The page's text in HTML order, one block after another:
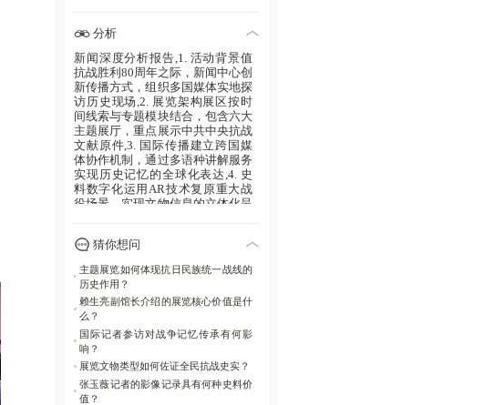
分析
新闻深度分析报告,1. 活动背景值
抗战胜利80周年之际，新闻中心创
新传播方式，组织多国媒体实地探
访历史现场,2. 展览架构展区按时
间线索与专题模块结合，包含六大
主题展厅，重点展示中共中央抗战
文献原件,3. 国际传播建立跨国媒
体协作机制，通过多语种讲解服务
实现历史记忆的全球化表达,4. 史
料数字化运用AR技术复原重大战
役场景，实现文物信息的立体化呈
战提供历史镜鉴
猜你想问
主题展览如何体现抗日民族统一战线的
历史作用？
赖生亮副馆长介绍的展览核心价值是什
么？
国际记者参访对战争记忆传承有何影
响？
展览文物类型如何佐证全民抗战史实？
张玉薇记者的影像记录具有何种史料价
值？